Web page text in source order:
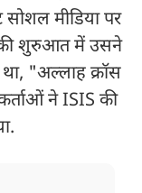
सोशल मीडिया पर
की शुरुआत में उसने
"अल्लाह क्रॉस
ने ISIS की